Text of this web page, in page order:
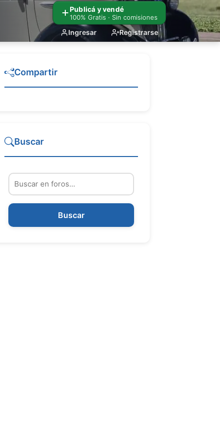
Publicá y vendé
100% Gratis · Sin comisiones
Ingresar Registrarse
Compartir
Buscar
Buscar